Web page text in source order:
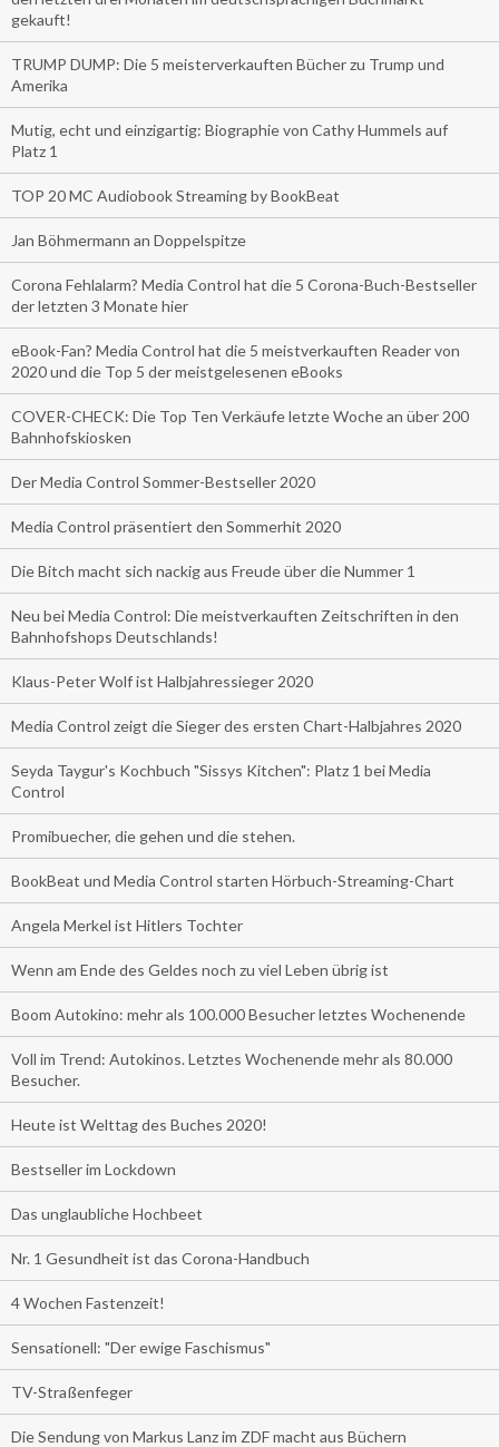
gekauft!
TRUMP DUMP: Die 5 meisterverkauften Bücher zu Trump und
Amerika
Mutig, echt und einzigartig: Biographie von Cathy Hummels auf
Platz 1
TOP 20 MC Audiobook Streaming by BookBeat
Jan Böhmermann an Doppelspitze
Corona Fehlalarm? Media Control hat die 5 Corona-Buch-Bestseller
der letzten 3 Monate hier
eBook-Fan? Media Control hat die 5 meistverkauften Reader von
2020 und die Top 5 der meistgelesenen eBooks
COVER-CHECK: Die Top Ten Verkäufe letzte Woche an über 200
Bahnhofskiosken
Der Media Control Sommer-Bestseller 2020
Media Control präsentiert den Sommerhit 2020
Die Bitch macht sich nackig aus Freude über die Nummer 1
Neu bei Media Control: Die meistverkauften Zeitschriften in den
Bahnhofshops Deutschlands!
Klaus-Peter Wolf ist Halbjahressieger 2020
Media Control zeigt die Sieger des ersten Chart-Halbjahres 2020
Seyda Taygur's Kochbuch "Sissys Kitchen": Platz 1 bei Media
Control
Promibuecher, die gehen und die stehen.
BookBeat und Media Control starten Hörbuch-Streaming-Chart
Angela Merkel ist Hitlers Tochter
Wenn am Ende des Geldes noch zu viel Leben übrig ist
Boom Autokino: mehr als 100.000 Besucher letztes Wochenende
Voll im Trend: Autokinos. Letztes Wochenende mehr als 80.000
Besucher.
Heute ist Welttag des Buches 2020!
Bestseller im Lockdown
Das unglaubliche Hochbeet
Nr. 1 Gesundheit ist das Corona-Handbuch
4 Wochen Fastenzeit!
Sensationell: "Der ewige Faschismus"
TV-Straßenfeger
Die Sendung von Markus Lanz im ZDF macht aus Büchern